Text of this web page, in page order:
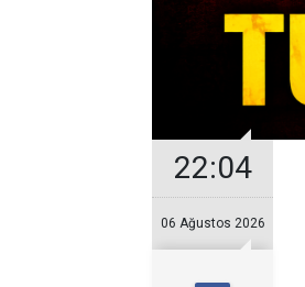
22:04
06 Ağustos 2026